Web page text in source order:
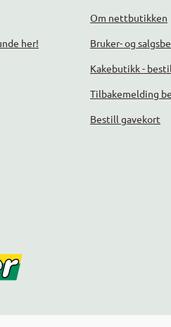
her!
Om nettbutikken
Bruker- og
Kakebutikk -
Tilbakemelding
Bestill gavekort